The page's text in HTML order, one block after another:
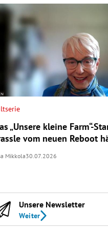
„Unsere kleine Farm“-
vom neuen Reboot
Mikkola30.07.2026
Unsere Newsletter
Weiter